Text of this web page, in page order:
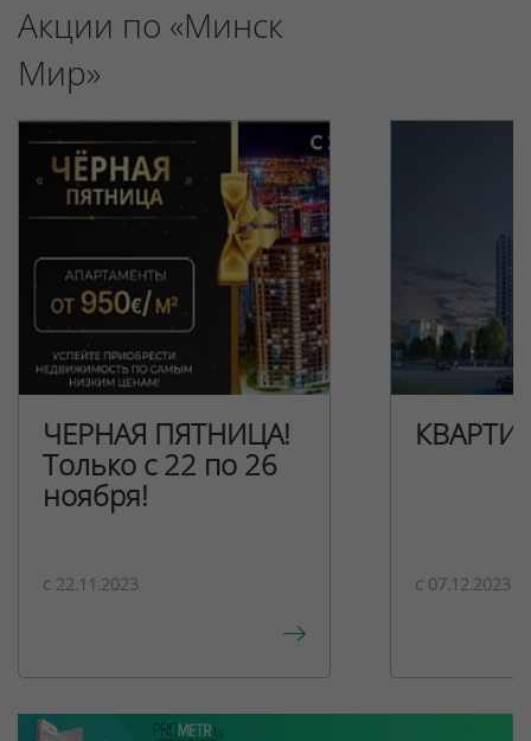
Акции по «Минск
Мир»
ЧЕРНАЯ ПЯТНИЦА!
Только с 22 по 26
ноября!
c 22.11.2023 c 07.12.2023